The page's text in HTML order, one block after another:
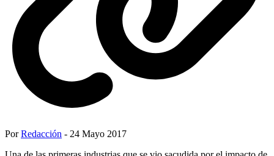
PorRedacción - 24 Mayo 2017